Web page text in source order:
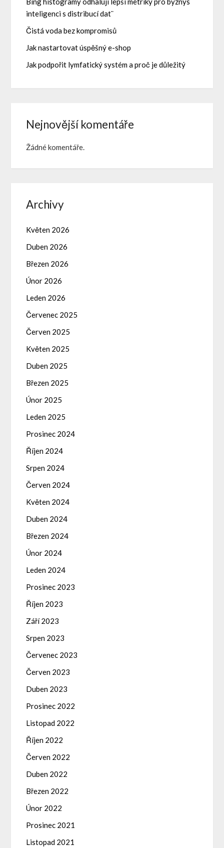
inteligenci s distribucí dat¨
Čistá voda bez kompromisů
Jak nastartovat úspěšný e-shop
Jak podpořit lymfatický systém a proč je důležitý
Nejnovější komentáře
Žádné komentáře.
Archivy
Květen 2026
Duben 2026
Březen 2026
Únor 2026
Leden 2026
Červenec 2025
Červen 2025
Květen 2025
Duben 2025
Březen 2025
Únor 2025
Leden 2025
Prosinec 2024
Říjen 2024
Srpen 2024
Červen 2024
Květen 2024
Duben 2024
Březen 2024
Únor 2024
Leden 2024
Prosinec 2023
Říjen 2023
Září 2023
Srpen 2023
Červenec 2023
Červen 2023
Duben 2023
Prosinec 2022
Listopad 2022
Říjen 2022
Červen 2022
Duben 2022
Březen 2022
Únor 2022
Prosinec 2021
Listopad 2021